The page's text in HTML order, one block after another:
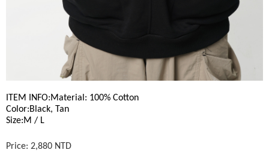
ITEM INFO:Material: 100% Cotton
Color:Black, Tan
Size:M / L
Price: 2,880 NTD